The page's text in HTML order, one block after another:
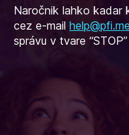
Naročnik lahko kadar
cez e-mail help@pfi.me
správu v tvare